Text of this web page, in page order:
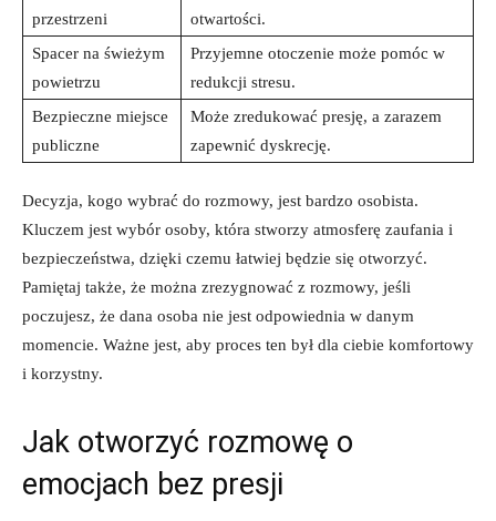
przestrzeni
otwartości.
Spacer na świeżym
powietrzu
Przyjemne otoczenie może pomóc w
redukcji stresu.
Bezpieczne miejsce
publiczne
Może zredukować presję, a zarazem
zapewnić dyskrecję.
Decyzja, kogo wybrać do rozmowy, jest bardzo osobista.
Kluczem jest wybór osoby, która stworzy atmosferę zaufania i
bezpieczeństwa, dzięki czemu łatwiej będzie się otworzyć.
Pamiętaj także, że można zrezygnować z rozmowy, jeśli
poczujesz, że dana osoba nie jest odpowiednia w danym
momencie. Ważne jest, aby proces ten był dla ciebie komfortowy
i korzystny.
Jak otworzyć rozmowę o
emocjach bez presji